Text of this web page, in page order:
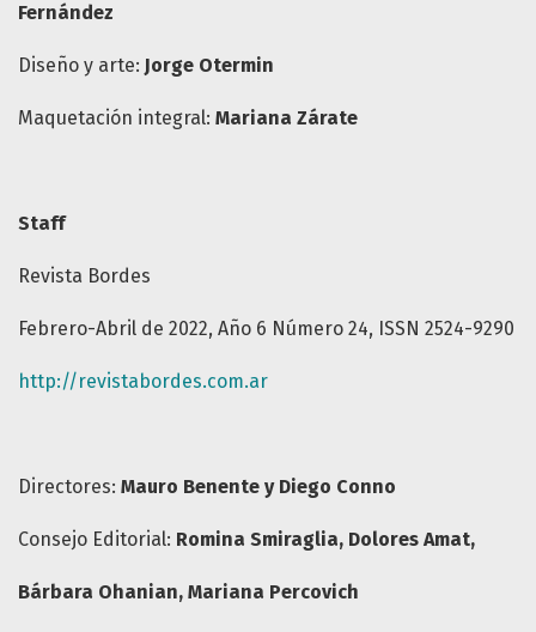
Fernández
Diseño y arte: Jorge Otermin
Maquetación integral: Mariana Zárate
Staff
Revista Bordes
Febrero-Abril de 2022, Año 6 Número 24, ISSN 2524-9290
http://revistabordes.com.ar
Directores: Mauro Benente y Diego Conno
Consejo Editorial: Romina Smiraglia, Dolores Amat,
Bárbara Ohanian, Mariana Percovich